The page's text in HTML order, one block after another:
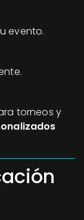
evento.
torneos y